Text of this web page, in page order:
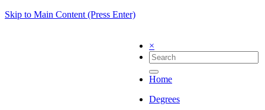
Skip to Main Content (Press Enter)
×
Home
Degrees